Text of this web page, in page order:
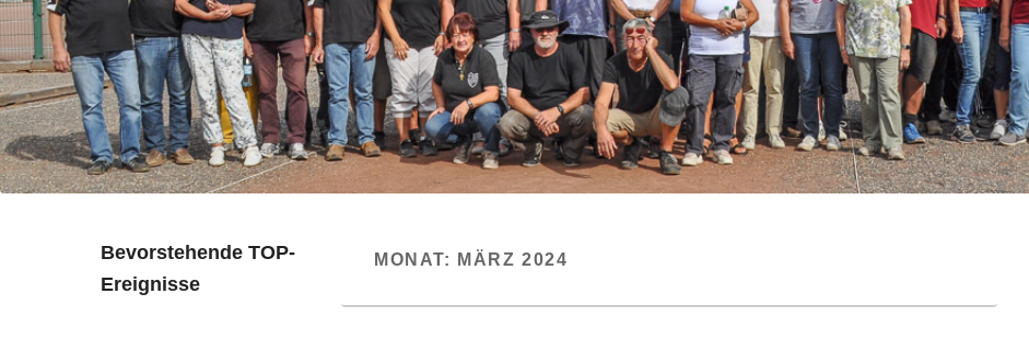
MONAT: MÄRZ 2024
Bevorstehende TOP-
Ereignisse